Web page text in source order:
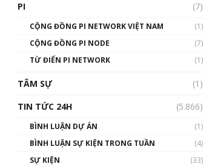
01:32:59
Talkshow17: Mùa đông
Crypto – Chiếc khăn gió ấm
01:49:30
Talkshow 14: MemeCoin –
PI (7)
CỘNG ĐỒNG PI NETWORK VIỆT NAM
(1)
CỘNG ĐỒNG PI NODE
(7)
TỪ ĐIỂN PI NETWORK
(1)
TÂM SỰ
(1)
TIN TỨC 24H
(5.866)
BÌNH LUẬN DỰ ÁN
(1)
BÌNH LUẬN SỰ KIỆN TRONG TUẦN
(4)
SỰ KIỆN
(33)